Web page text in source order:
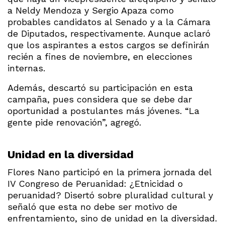
a Neldy Mendoza y Sergio Apaza como
probables candidatos al Senado y a la Cámara
de Diputados, respectivamente. Aunque aclaró
que los aspirantes a estos cargos se definirán
recién a fines de noviembre, en elecciones
internas.
Además, descartó su participación en esta
campaña, pues considera que se debe dar
oportunidad a postulantes más jóvenes. “La
gente pide renovación”, agregó.
Unidad en la diversidad
Flores Nano participó en la primera jornada del
IV Congreso de Peruanidad: ¿Etnicidad o
peruanidad? Disertó sobre pluralidad cultural y
señaló que esta no debe ser motivo de
enfrentamiento, sino de unidad en la diversidad.